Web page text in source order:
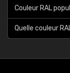
Couleur RAL
Quelle couleur